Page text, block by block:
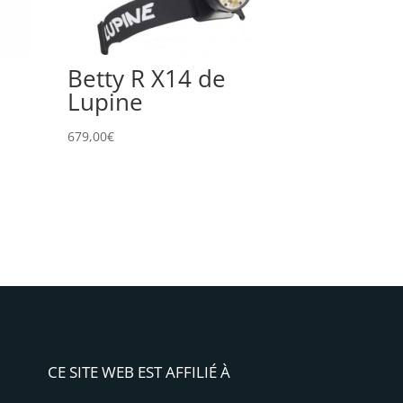
Betty R X14 de
Lupine
679,00€
CE SITE WEB EST AFFILIÉ À